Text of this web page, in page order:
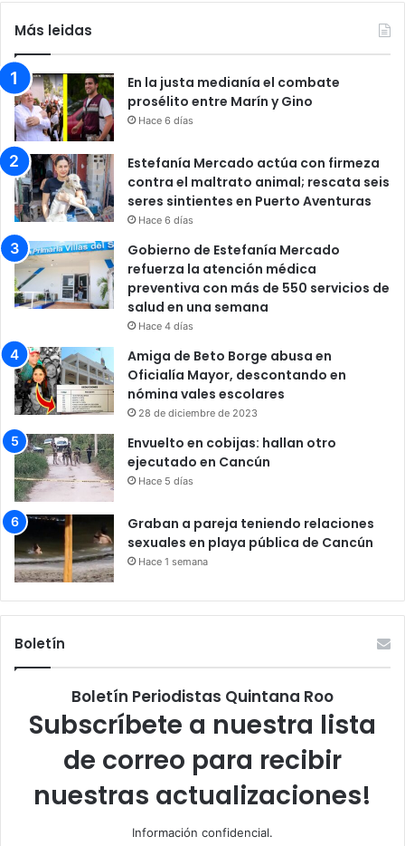
Más leidas
En la justa medianía el combate
prosélito entre Marín y Gino
Hace 6 días
Estefanía Mercado actúa con firmeza
contra el maltrato animal; rescata seis
seres sintientes en Puerto Aventuras
Hace 6 días
Gobierno de Estefanía Mercado
refuerza la atención médica
preventiva con más de 550 servicios de
salud en una semana
Hace 4 días
Amiga de Beto Borge abusa en
Oficialía Mayor, descontando en
nómina vales escolares
28 de diciembre de 2023
Envuelto en cobijas: hallan otro
ejecutado en Cancún
Hace 5 días
Graban a pareja teniendo relaciones
sexuales en playa pública de Cancún
Hace 1 semana
Boletín
Boletín Periodistas Quintana Roo
Subscríbete a nuestra lista
de correo para recibir
nuestras actualizaciones!
Información confidencial.